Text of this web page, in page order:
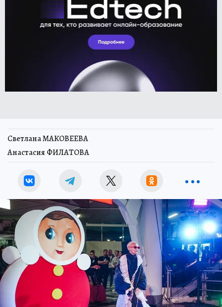
Светлана МАКОВЕЕВА
Анастасия ФИЛАТОВА